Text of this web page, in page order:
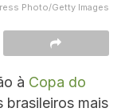
Photo/Getty Images
à Copa do
brasileiros mais